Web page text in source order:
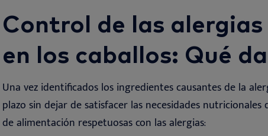
Control de las
en los caballos: Qué
Una vez identificados los ingredientes causantes de la
plazo sin dejar de satisfacer las necesidades
de alimentación respetuosas con las alergias: